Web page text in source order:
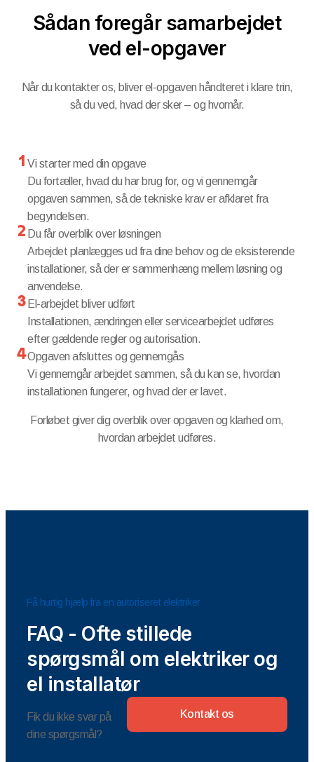
Sådan foregår samarbejdet
ved el-opgaver
Når du kontakter os, bliver el-opgaven håndteret i klare trin,
så du ved, hvad der sker – og hvornår.
Vi starter med din opgave
Du fortæller, hvad du har brug for, og vi gennemgår
opgaven sammen, så de tekniske krav er afklaret fra
begyndelsen.
Du får overblik over løsningen
Arbejdet planlægges ud fra dine behov og de eksisterende
installationer, så der er sammenhæng mellem løsning og
anvendelse.
El-arbejdet bliver udført
Installationen, ændringen eller servicearbejdet udføres
efter gældende regler og autorisation.
Opgaven afsluttes og gennemgås
Vi gennemgår arbejdet sammen, så du kan se, hvordan
installationen fungerer, og hvad der er lavet.
Forløbet giver dig overblik over opgaven og klarhed om,
hvordan arbejdet udføres.
Få hurtig hjælp fra en autoriseret elektriker
FAQ - Ofte stillede
spørgsmål om elektriker og
el installatør
Fik du ikke svar på
dine spørgsmål?
Kontakt os